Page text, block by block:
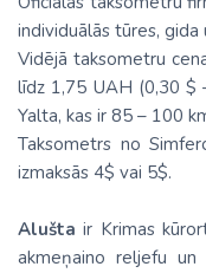
individuālās tūres,
Vidējā taksometru
līdz 1,75 UAH (0,30 $
Yalta, kas ir 85 – 100
Taksometrs no
izmaksās 4$ vai 5$.
Alušta ir Krimas
akmeņaino reljefu